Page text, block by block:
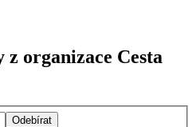
organizace Cesta
Odebírat